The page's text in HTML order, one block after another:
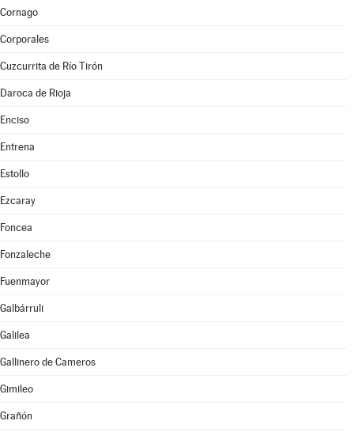
Cornago
Corporales
Cuzcurrita de Río Tirón
Daroca de Rioja
Enciso
Entrena
Estollo
Ezcaray
Foncea
Fonzaleche
Fuenmayor
Galbárruli
Galilea
Gallinero de Cameros
Gimileo
Grañón